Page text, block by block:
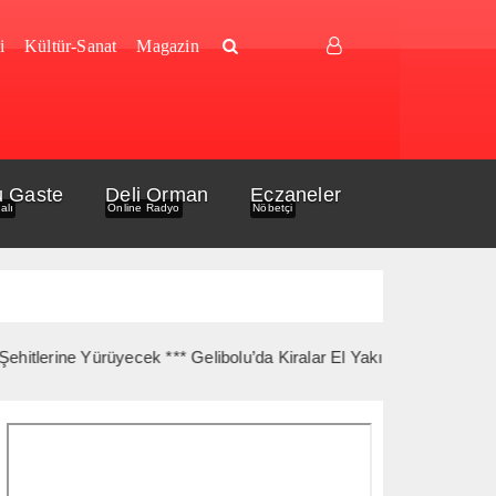
Kültür-Sanat Magazin
Gaste Deli Orman
Online Radyo
Eczaneler
Nöbetçi
*** Gelibolu’da Kiralar El Yakıyor *** Gelibolu